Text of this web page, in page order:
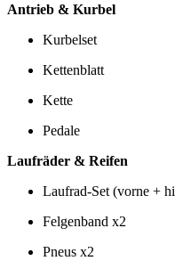
Antrieb & Kurbel
Kurbelset
Kettenblatt
Kette
Pedale
Laufräder & Reifen
Laufrad-Set (vorne +
Felgenband x2
Pneus x2